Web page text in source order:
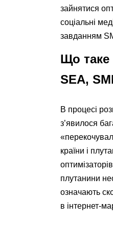
зайнятися
соціальні
завданням
Що таке
SEA,
В процесі
з’явилося
країни і
плутанини
означають
в інтернет-